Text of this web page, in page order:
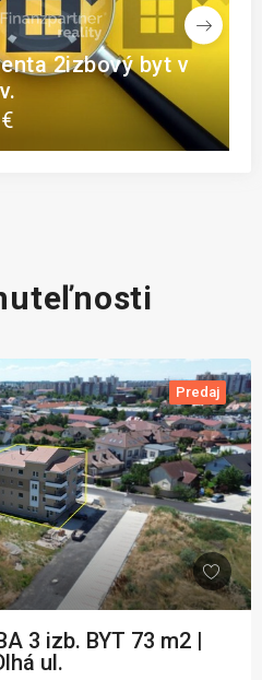
2izbový byt v
Predaj
3 izb. BYT 73 m2 |
- Dlhá ul.